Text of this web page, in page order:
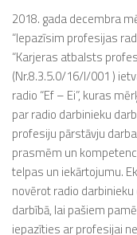
2018. gada decembra
“Iepazīsim profesijas
“Karjeras atbalsts
(Nr.8.3.5.0/16/I/001 )
radio “Ef – Ei”, kuras
par radio darbinieku
profesiju pārstāvju
prasmēm un
telpas un iekārtojumu.
novērot radio
darbībā, lai pašiem
iepazīties ar profesijai